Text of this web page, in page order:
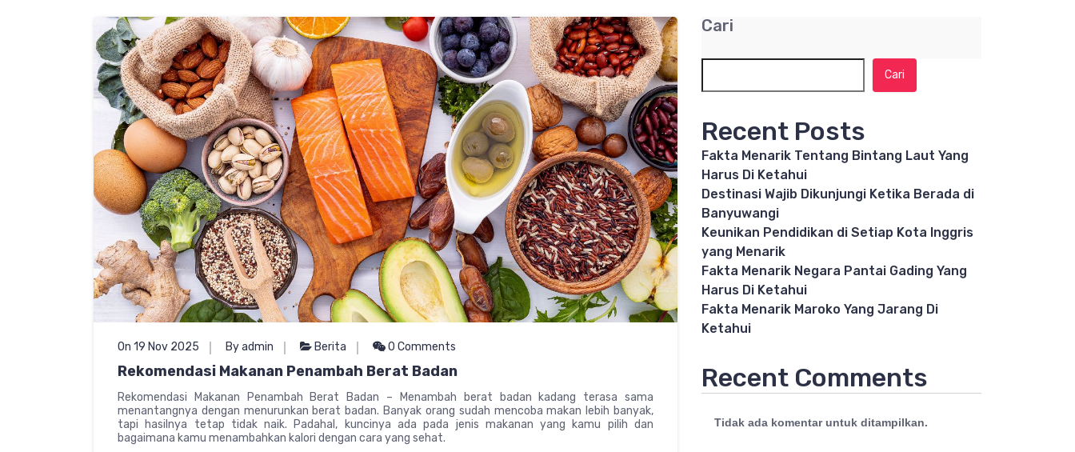
On 19 Nov 2025 By admin Berita 0 Comments
Rekomendasi Makanan Penambah Berat Badan
Rekomendasi Makanan Penambah Berat Badan – Menambah berat badan kadang terasa sama
menantangnya dengan menurunkan berat badan. Banyak orang sudah mencoba makan lebih banyak,
tapi hasilnya tetap tidak naik. Padahal, kuncinya ada pada jenis makanan yang kamu pilih dan
bagaimana kamu menambahkan kalori dengan cara yang sehat.
Cari
Cari
Recent Posts
Fakta Menarik Tentang Bintang Laut Yang
Harus Di Ketahui
Destinasi Wajib Dikunjungi Ketika Berada di
Banyuwangi
Keunikan Pendidikan di Setiap Kota Inggris
yang Menarik
Fakta Menarik Negara Pantai Gading Yang
Harus Di Ketahui
Fakta Menarik Maroko Yang Jarang Di
Ketahui
Recent Comments
Tidak ada komentar untuk ditampilkan.